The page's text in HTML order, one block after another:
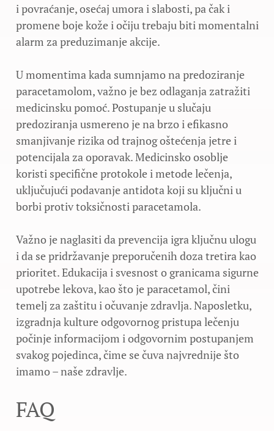
i povraćanje, osećaj umora i slabosti, pa čak i
promene boje kože i očiju trebaju biti momentalni
alarm za preduzimanje akcije.
U momentima kada sumnjamo na predoziranje
paracetamolom, važno je bez odlaganja zatražiti
medicinsku pomoć. Postupanje u slučaju
predoziranja usmereno je na brzo i efikasno
smanjivanje rizika od trajnog oštećenja jetre i
potencijala za oporavak. Medicinsko osoblje
koristi specifične protokole i metode lečenja,
uključujući podavanje antidota koji su ključni u
borbi protiv toksičnosti paracetamola.
Važno je naglasiti da prevencija igra ključnu ulogu
i da se pridržavanje preporučenih doza tretira kao
prioritet. Edukacija i svesnost o granicama sigurne
upotrebe lekova, kao što je paracetamol, čini
temelj za zaštitu i očuvanje zdravlja. Naposletku,
izgradnja kulture odgovornog pristupa lečenju
počinje informacijom i odgovornim postupanjem
svakog pojedinca, čime se čuva najvrednije što
imamo – naše zdravlje.
FAQ